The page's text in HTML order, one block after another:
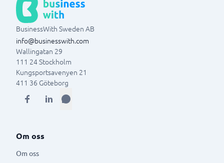
BusinessWith Sweden AB
info@businesswith.com
Wallingatan 29
111 24Stockholm
Kungsportsavenyen 21
411 36 Göteborg
Om oss
Om oss